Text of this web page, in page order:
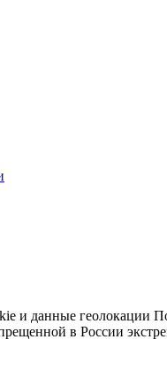
и данные геолокации
в России